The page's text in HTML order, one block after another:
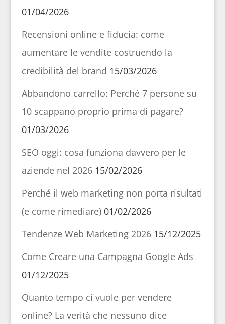
01/04/2026
Recensioni online e fiducia: come
aumentare le vendite costruendo la
credibilità del brand 15/03/2026
Abbandono carrello: Perché 7 persone su
10 scappano proprio prima di pagare?
01/03/2026
SEO oggi: cosa funziona davvero per le
aziende nel 2026 15/02/2026
Perché il web marketing non porta risultati
(e come rimediare) 01/02/2026
Tendenze Web Marketing 2026 15/12/2025
Come Creare una Campagna Google Ads
01/12/2025
Quanto tempo ci vuole per vendere
online? La verità che nessuno dice